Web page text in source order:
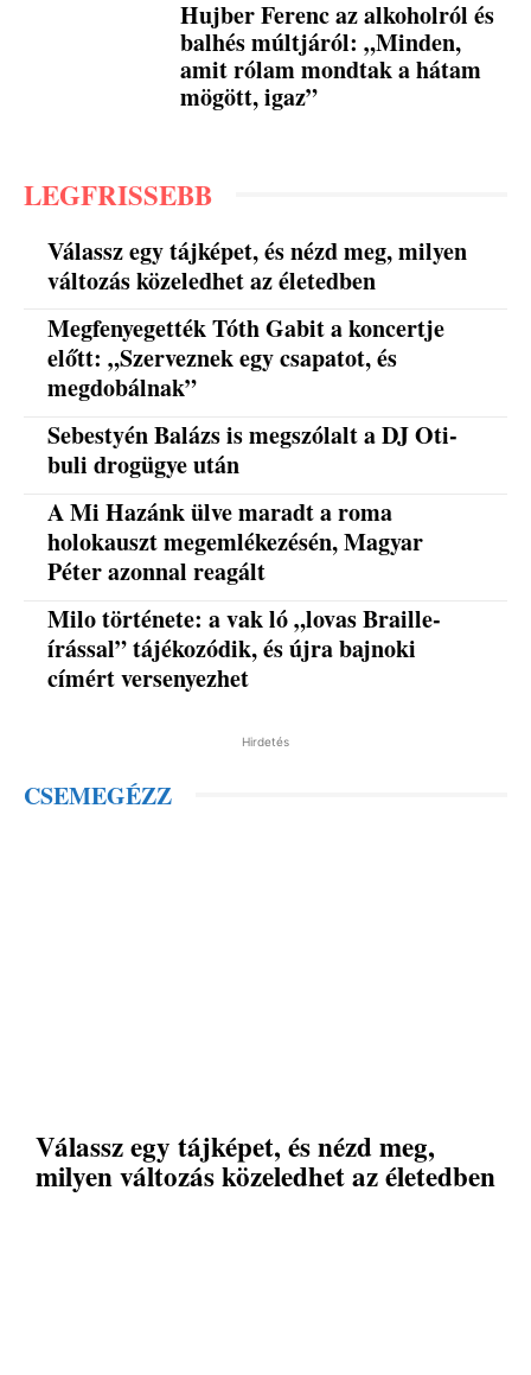
Hujber Ferenc az alkoholról és
balhés múltjáról: „Minden,
amit rólam mondtak a hátam
mögött, igaz”
LEGFRISSEBB
Válassz egy tájképet, és nézd meg, milyen
változás közeledhet az életedben
Megfenyegették Tóth Gabit a koncertje
előtt: „Szerveznek egy csapatot, és
megdobálnak”
Sebestyén Balázs is megszólalt a DJ Oti-
buli drogügye után
A Mi Hazánk ülve maradt a roma
holokauszt megemlékezésén, Magyar
Péter azonnal reagált
Milo története: a vak ló „lovas Braille-
írással” tájékozódik, és újra bajnoki
címért versenyezhet
Hirdetés
CSEMEGÉZZ
Válassz egy tájképet, és nézd meg,
milyen változás közeledhet az életedben